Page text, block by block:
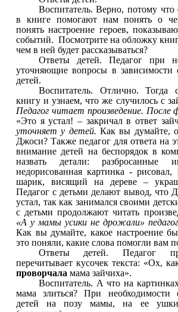
Воспитатель. Верно, потому что
в книге помогают нам понять о
понять настроение героев,
событий. Посмотрите на обложку
чем в ней будет рассказываться?
Ответы детей. Педагог при
уточняющие вопросы в зависимости
детей.
Воспитатель. Отлично. Тогда
книгу и узнаем, что же случилось с
Педагог читает произведение. После
«Это я устал! – закричал в ответ
уточняет у детей. Как вы думайте,
Джоси? Также педагог для ответа на
внимание детей на беспорядок в
назвать детали: разбросанные
недорисованная картинка -
шарик, висящий на дереве –
Педагог с детьми делают вывод, что
устал, так как занимался своими
с детьми продолжают читать
«А у мамы усики не дрожали»
Как вы думайте, какое настроение
это поняли, какие слова помогли вам
Ответы детей. Педагог
перечитывает кусочек текста: «Ох,
проворчала мама зайчиха».
Воспитатель. А что на
мама злиться? При необходимости
детей на позу мамы, на ее